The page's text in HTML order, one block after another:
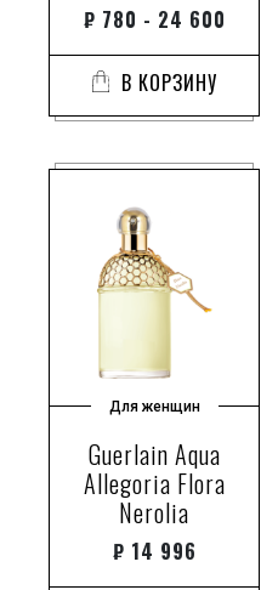
₽ 780 - 24 600
В КОРЗИНУ
Для женщин
Guerlain Aqua
Allegoria Flora
Nerolia
₽ 14 996